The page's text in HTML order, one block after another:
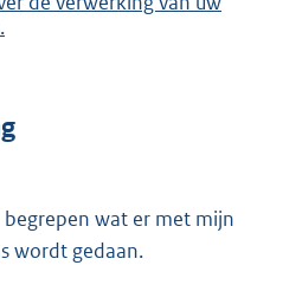
begrepen wat er met mijn
wordt gedaan.